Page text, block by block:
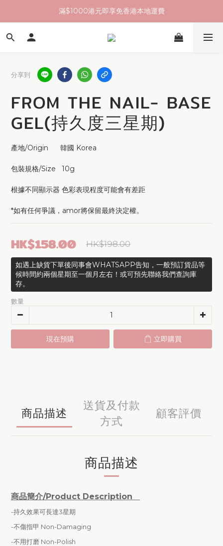
滿$1000港元即享免香港本地運費
分享到
FROM THE NAIL- BASE
GEL(持久度三星期)
產地/Origin      韓國 Korea
包裝規格/Size   10g
根據不同顯示器 色彩表現程度可能會有差距
*如有任何爭議，amor將保留最終決定權。
HK$158.00 HK$198.00
如遇上缺貨下單後同事會WHATSAPP告知，一般預訂貨品等
候時間約兩個星期至一個月左右！或可預先聯絡我們查詢庫
存。
數量
現在預購 立即購買
商品描述
送貨及付款
方式
顧客評價
商品描述
商品簡介/Product Description
-持久效果可長達3星期
-不傷指甲 Non-Damaging
-不用打磨 Non-Polish